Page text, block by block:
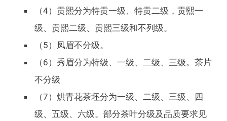
（4）贡熙分为特贡一级、特贡二级，贡熙一
级、贡熙二级、贡熙三级和不列级。
（5）凤眉不分级。
（6）秀眉分为特级、一级、二级、三级。茶片
不分级
（7）烘青花茶坯分为一级、二级、三级、四
级、五级、六级。部分茶叶分级及品质要求见